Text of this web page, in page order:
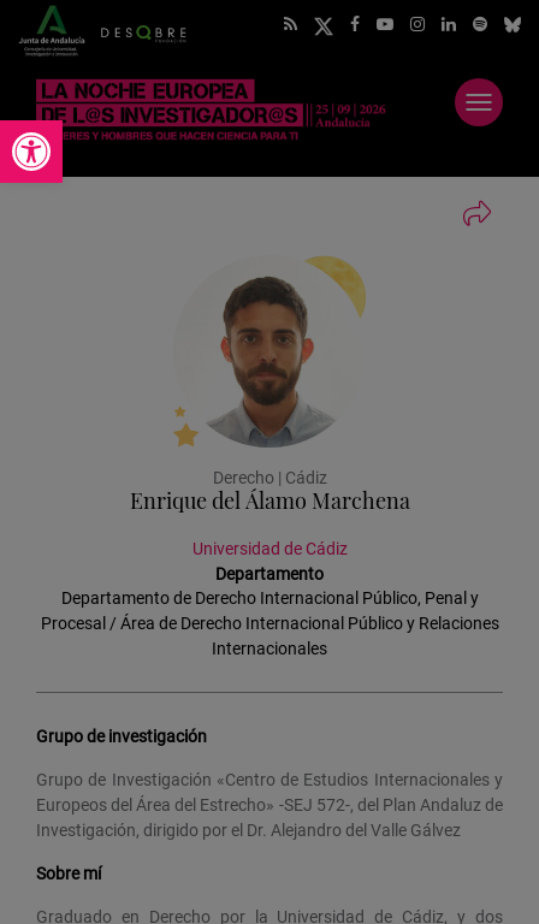
Abrir barra de herramientas
Abrir
menú
Derecho | Cádiz
Enrique del Álamo Marchena
Universidad de Cádiz
Departamento
Departamento de Derecho Internacional Público, Penal y
Procesal / Área de Derecho Internacional Público y Relaciones
Internacionales
Grupo de investigación
Grupo de Investigación «Centro de Estudios Internacionales y
Europeos del Área del Estrecho» -SEJ 572-, del Plan Andaluz de
Investigación, dirigido por el Dr. Alejandro del Valle Gálvez
Sobre mí
Graduado en Derecho por la Universidad de Cádiz, y dos